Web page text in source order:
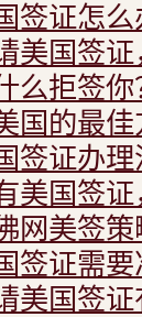
签证怎么
美国签
么拒签你
国的最佳
签证办
美国签
网美签
签证需要
美国签